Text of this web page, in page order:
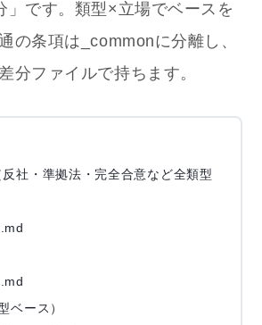
」です。類型×立場でベースを
の条項は _commonに分離し、
分ファイルで持ちます。